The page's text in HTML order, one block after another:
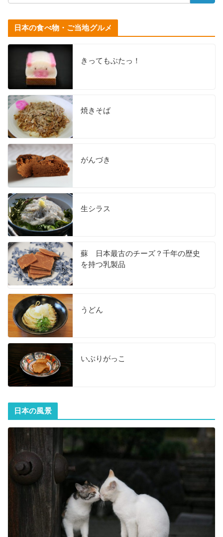
日本の食べ物・ご当地グルメ
きってもぶたっ！
焼きそば
がんづき
生シラス
蘇 日本最古のチーズ？千年の歴史
を持つ乳製品
うどん
いぶりがっこ
日本の風景